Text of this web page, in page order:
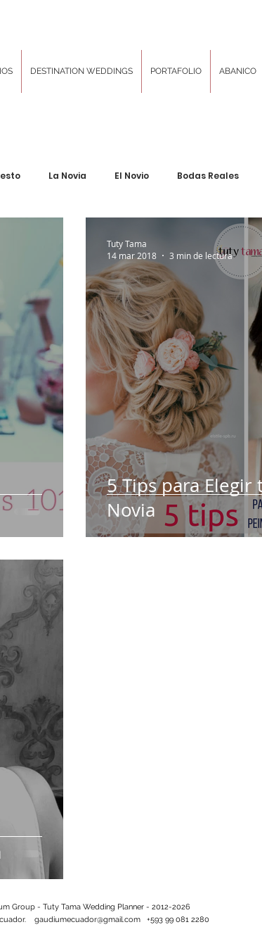
DESTINATION WEDDINGS PORTAFOLIO ABANICO
La Novia El Novio Bodas Reales
Las Tradiciones
Locaciones sin igual Hair and Makeup Un
5 Tips para Elegir
Novia
Tuty Tama
14 mar 2018
3 min de lectura
Group - Tuty Tama Wedding Planner - 2012-2026
gaudiumecuador@gmail.com +593 99 081 2280